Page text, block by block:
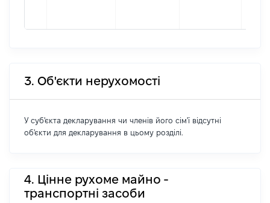
3. Об'єкти нерухомості
У суб'єкта декларування чи членів його сім'ї відсутні
об'єкти для декларування в цьому розділі.
4. Цінне рухоме майно -
транспортні засоби